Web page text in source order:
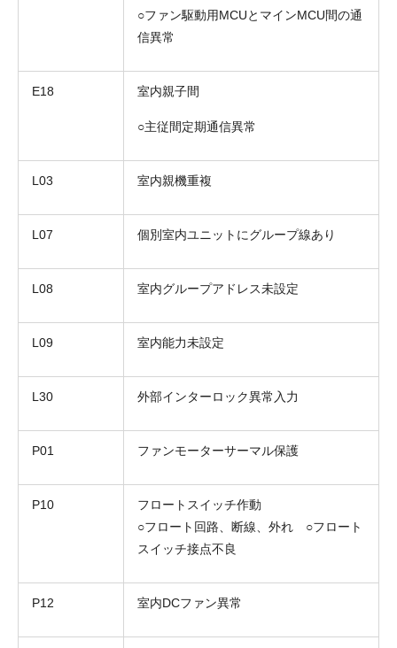
○ファン駆動用MCUとマインMCU間の通
信異常
E18 室内親子間
○主従間定期通信異常
L03 室内親機重複
L07 個別室内ユニットにグループ線あり
L08 室内グループアドレス未設定
L09 室内能力未設定
L30 外部インターロック異常入力
P01 ファンモーターサーマル保護
P10
フロートスイッチ作動
○フロート回路、断線、外れ ○フロート
スイッチ接点不良
P12 室内DCファン異常